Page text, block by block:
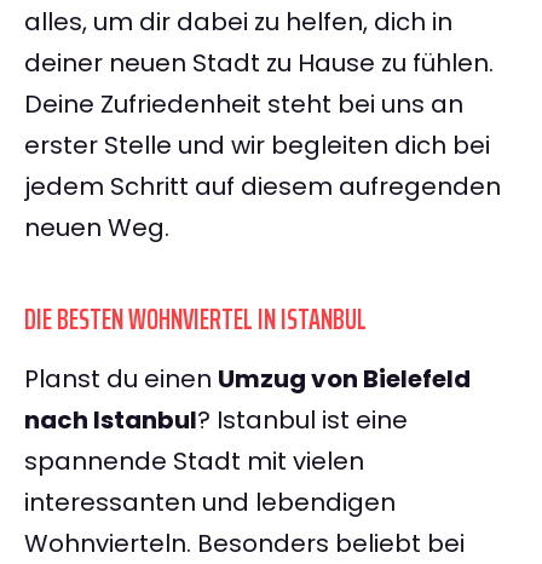
alles, um dir dabei zu helfen, dich in
deiner neuen Stadt zu Hause zu fühlen.
Deine Zufriedenheit steht bei uns an
erster Stelle und wir begleiten dich bei
jedem Schritt auf diesem aufregenden
neuen Weg.
DIE BESTEN WOHNVIERTEL IN ISTANBUL
Planst du einen Umzug von Bielefeld
nach Istanbul? Istanbul ist eine
spannende Stadt mit vielen
interessanten und lebendigen
Wohnvierteln. Besonders beliebt bei